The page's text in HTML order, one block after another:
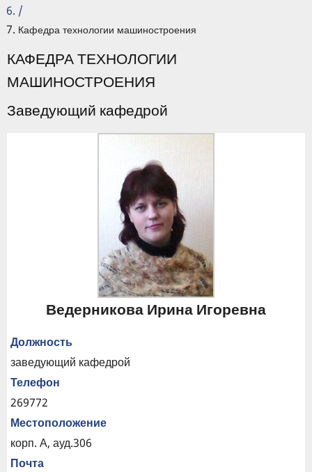
/
Кафедра технологии машиностроения
КАФЕДРА ТЕХНОЛОГИИ
МАШИНОСТРОЕНИЯ
Заведующий кафедрой
Ведерникова Ирина Игоревна
Должность
заведующий кафедрой
Телефон
269772
Местоположение
корп. А, ауд.306
Почта